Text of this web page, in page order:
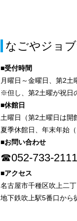
なごやジョ
■受付時間
月曜日～金曜日、第2
※但し、第2土曜が祝日
■休館日
土曜日（第2土曜日は開
夏季休館日、年末年始
■お問い合わせ
☎052-733-2111
■アクセス
名古屋市千種区吹上二
地下鉄吹上駅5番口から